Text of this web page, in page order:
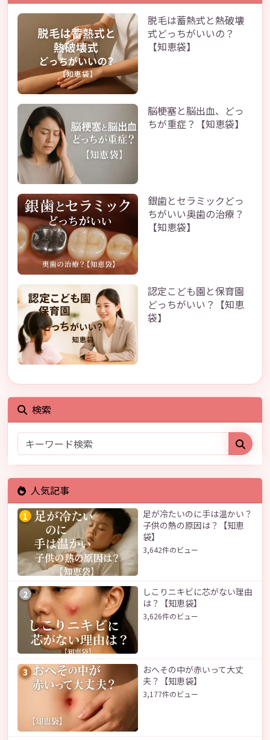
脱毛は蓄熱式と熱破壊
式どっちがいいの？
【知恵袋】
脳梗塞と脳出血、どっ
ちが重症？【知恵袋】
銀歯とセラミックどっ
ちがいい奥歯の治療？
【知恵袋】
認定こども園と保育園
どっちがいい？【知恵
袋】
検索
人気記事
1
足が冷たいのに手は温かい？
子供の熱の原因は？【知恵
袋】
3,642件のビュー
2
しこりニキビに芯がない理由
は？【知恵袋】
3,626件のビュー
3
おへその中が赤いって大丈
夫？【知恵袋】
3,177件のビュー